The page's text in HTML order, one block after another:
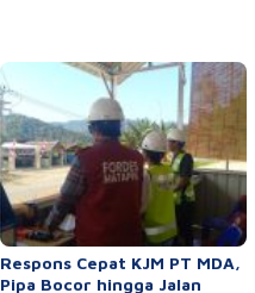
Respons Cepat KJM PT MDA,
Pipa Bocor hingga Jalan